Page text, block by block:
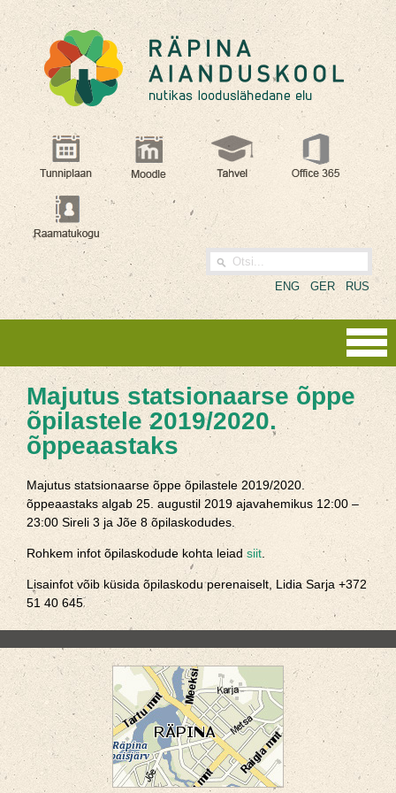
ENG GER RUS
Majutus statsionaarse õppe
õpilastele 2019/2020.
õppeaastaks
Majutus statsionaarse õppe õpilastele 2019/2020.
õppeaastaks algab 25. augustil 2019 ajavahemikus 12:00 –
23:00 Sireli 3 ja Jõe 8 õpilaskodudes.
Rohkem infot õpilaskodude kohta leiad siit
Lisainfot võib küsida õpilaskodu perenaiselt, Lidia Sarja +372
51 40 645